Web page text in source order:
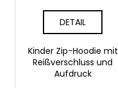
DETAIL
Kinder Zip-Hoodie mit
Reißverschluss und
Aufdruck